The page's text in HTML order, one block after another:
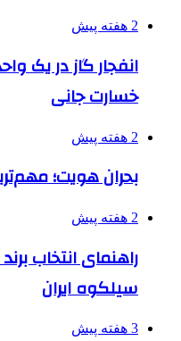
2 هفته پیش
انفجار گاز در یک
خسارت جانی
2 هفته پیش
بحران هویت؛
2 هفته پیش
راهنمای انتخاب
سیلکوه ایران
3 هفته پیش